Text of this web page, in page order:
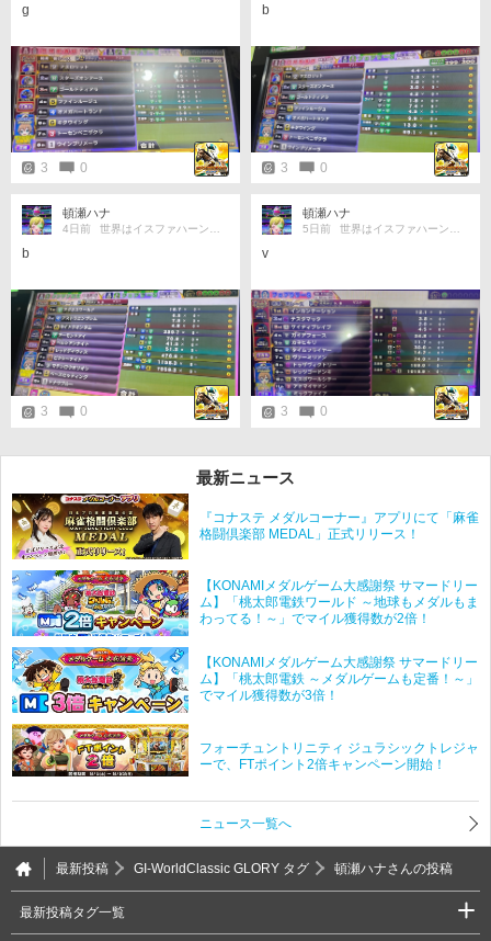
g
3 0
b
3 0
頓瀬ハナ
4日前 世界はイスファハーンの倍
b
3 0
頓瀬ハナ
5日前 世界はイスファハーンの倍
v
3 0
最新ニュース
『コナステ メダルコーナー』アプリにて「麻雀
格闘倶楽部 MEDAL」正式リリース！
【KONAMIメダルゲーム大感謝祭 サマードリー
ム】「桃太郎電鉄ワールド ～地球もメダルもま
わってる！～」でマイル獲得数が2倍！
【KONAMIメダルゲーム大感謝祭 サマードリー
ム】「桃太郎電鉄 ～メダルゲームも定番！～」
でマイル獲得数が3倍！
フォーチュントリニティ ジュラシックトレジャ
ーで、FTポイント2倍キャンペーン開始！
ニュース一覧へ
最新投稿 GI-WorldClassic GLORY タグ 頓瀬ハナさんの投稿
最新投稿タグ一覧